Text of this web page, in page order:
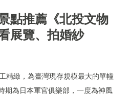
點推薦《北投文物
展覽、拍婚紗
精緻，為臺灣現存規模最大的單幢
期為日本軍官俱樂部，一度為神風